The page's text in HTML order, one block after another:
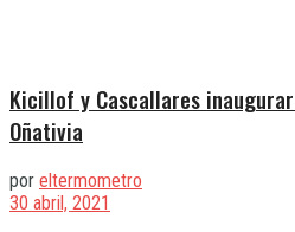
Kicillof y Cascallares
Oñativia
por eltermometro
30 abril, 2021